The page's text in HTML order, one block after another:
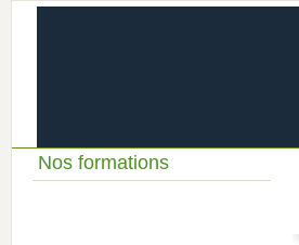
Nos formations